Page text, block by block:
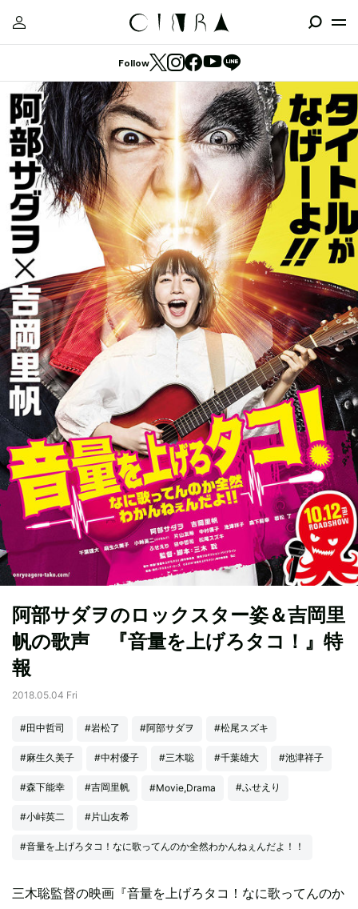
Follow
阿部サダヲのロックスター姿＆吉岡里
帆の歌声 『音量を上げろタコ！』特
報
2018.05.04 Fri
#田中哲司 #岩松了 #阿部サダヲ #松尾スズキ
#麻生久美子 #中村優子 #三木聡 #千葉雄大 #池津祥子
#森下能幸 #吉岡里帆 #Movie,Drama #ふせえり
#小峠英二 #片山友希
#音量を上げろタコ！なに歌ってんのか全然わかんねぇんだよ！！
三木聡監督の映画『音量を上げろタコ！なに歌ってんのか